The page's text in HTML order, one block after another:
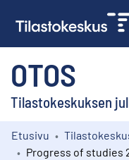
OTOS
Tilastokeskuksen
Kokoelmat
Etusivu
Progress of studies